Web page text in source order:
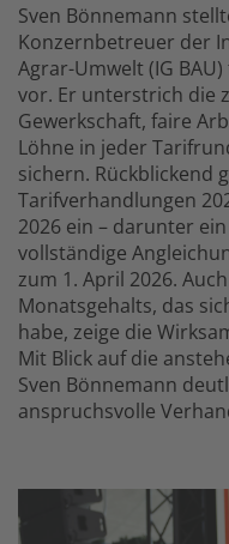
Sven Bönnemann
Konzernbetreuer der
Agrar-Umwelt (IG
vor. Er unterstrich die
Gewerkschaft, faire
Löhne in jeder
sichern. Rückblickend
Tarifverhandlungen
2026 ein – darunter
vollständige
zum 1. April 2026.
Monatsgehalts, das
habe, zeige die
Mit Blick auf die
Sven Bönnemann
anspruchsvolle